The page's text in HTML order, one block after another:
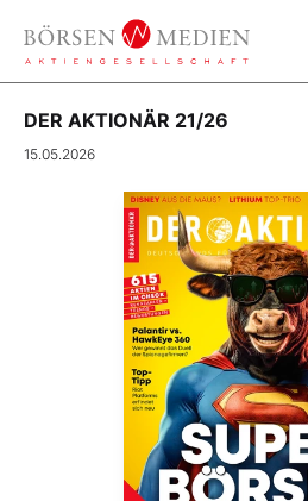
DER AKTIONÄR 21/26
15.05.2026